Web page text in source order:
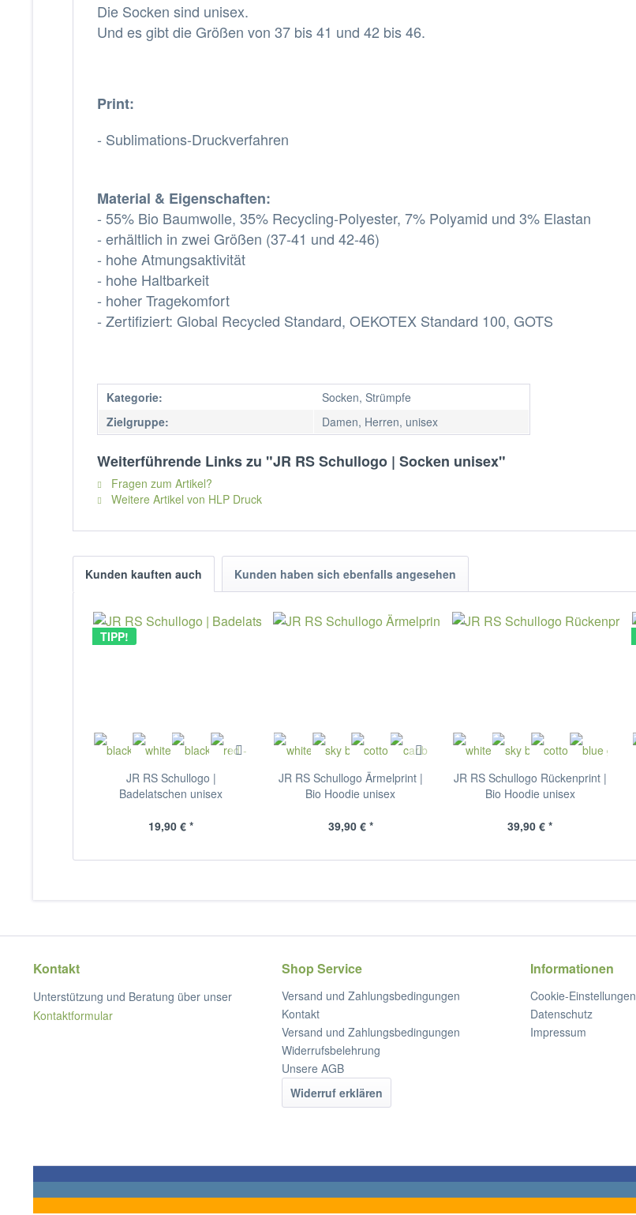
Die Socken sind unisex.
Und es gibt dieGrößen von 37 bis 41 und 42 bis 46.
Print:
- Sublimations-Druckverfahren
Material & Eigenschaften:
- 55% Bio Baumwolle, 35% Recycling-Polyester, 7% Polyamid und 3% Elastan
- erhältlich in zwei Größen (37-41 und 42-46)
- hohe Atmungsaktivität
- hohe Haltbarkeit
- hoher Tragekomfort
- Zertifiziert: Global Recycled Standard, OEKOTEX Standard 100, GOTS
Kategorie:
Socken, Strümpfe
Zielgruppe:
Damen, Herren, unisex
Weiterführende Links zu "JR RS Schullogo | Socken unisex"
Fragen zum Artikel?
Weitere Artikel von HLP Druck
Kunden kauften auch Kunden haben sich ebenfalls angesehen
TIPP!
JR RS Schullogo |
Badelatschen unisex
19,90 € *
JR RS Schullogo Ärmelprint |
Bio Hoodie unisex
39,90 € *
JR RS Schullogo Rückenprint |
Bio Hoodie unisex
39,90 € *
Kontakt
Unterstützung und Beratung über unser
Kontaktformular
Shop Service
Versand und Zahlungsbedingungen
Kontakt
Versand und Zahlungsbedingungen
Widerrufsbelehrung
Unsere AGB
Widerruf erklären
Informationen
Cookie-Einstellungen
Datenschutz
Impressum